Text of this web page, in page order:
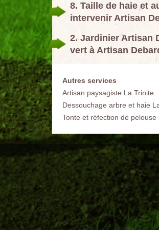
8. Taille de haie et
intervenir Artisan
2. Jardinier Artisan
vert à Artisan
Autres services
Artisan paysagiste La Trinite
Dessouchage arbre et haie
Tonte et réfection de pelouse